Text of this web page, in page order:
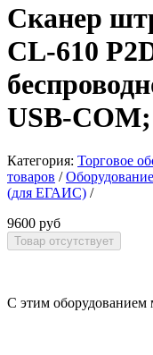
Сканер
CL-610
USB-
Категория: Торговое
товаров /
(для ЕГАИС) /
9600 руб
С этим